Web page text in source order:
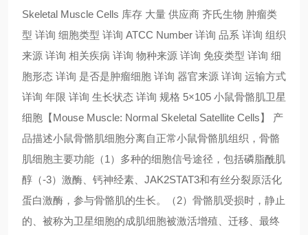
Skeletal Muscle Cells 库存 大量 供应商 齐氏生物 肿瘤类
型 详询 细胞类型 详询 ATCC Number 详询 品系 详询 组织
来源 详询 相关疾病 详询 物种来源 详询 免疫类型 详询 细
胞形态 详询 是否是肿瘤细胞 详询 器官来源 详询 运输方式
详询 年限 详询 生长状态 详询 规格 5×105 小鼠骨骼肌卫星
细胞【Mouse Muscle: Normal Skeletal Satellite Cells】 产
品描述小鼠骨骼肌细胞分离自正常小鼠骨骼肌组织，骨骼
肌细胞主要功能（1）多种的细胞信号途径，包括磷脂酰肌
醇（-3）激酶、钙神经素、JAK2STAT3和有丝分裂原活化
蛋白激酶，参与骨骼肌的生长。（2）骨骼肌受损时，静止
的、被称为卫星细胞的成肌细胞被激活增殖、迁移、最终